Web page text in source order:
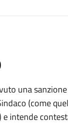
una
(come
intende